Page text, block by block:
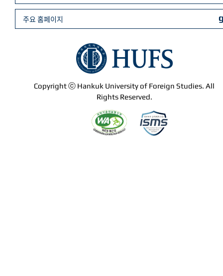
Copyright ⓒ Hankuk University of Foreign Studies. All
Rights Reserved.
주요 홈페이지